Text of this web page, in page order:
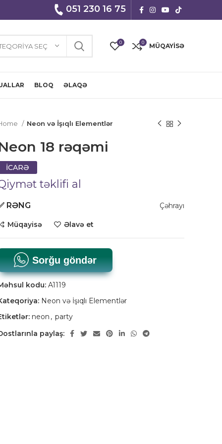
051 230 16 75
SEÇ 0 0 MÜQAYISƏ
BLOQ ƏLAQƏ
Neon və İşıqlı Elementlər
18 rəqəmi
İCARƏ
təklifi al
RƏNG Çəhrayı
Müqayisə Əlavə et
Sorğu göndər
kodu: A1119
Neon və İşıqlı Elementlər
neon , party
paylaş: